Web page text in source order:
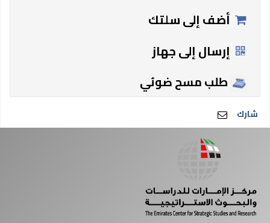
أضف إلى سلتك
إرسال إلى جهاز
طلب مسح ضوئي
شارك